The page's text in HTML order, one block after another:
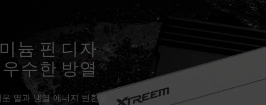
늄 핀 디자
수한 방열
열과 냉열 에너지 변환을